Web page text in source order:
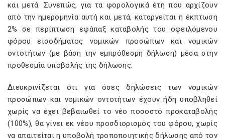
και μετά. Συνεπώς, για τα φορολογικά έτη που αρχίζουν
από την ημερομηνία αυτή και μετά, καταργείται η έκπτωση
2% σε περίπτωση εφάπαξ καταβολής του οφειλόμενου
φόρου εισοδήματος νομικών προσώπων και νομικών
οντοτήτων (με βάση την εμπρόθεσμη δήλωση) μέσα στην
προθεσμία υποβολής της δήλωσης.
Διευκρινίζεται ότι για όσες δηλώσεις των νομικών
προσώπων και νομικών οντοτήτων έχουν ήδη υποβληθεί
χωρίς να έχει βεβαιωθεί το νέο ποσοστό προκαταβολής
(100%), θα γίνει εκ νέου προσδιορισμός του φόρου, χωρίς
να απαιτείται η υποβολή τροποποιητικής δήλωσης από τον